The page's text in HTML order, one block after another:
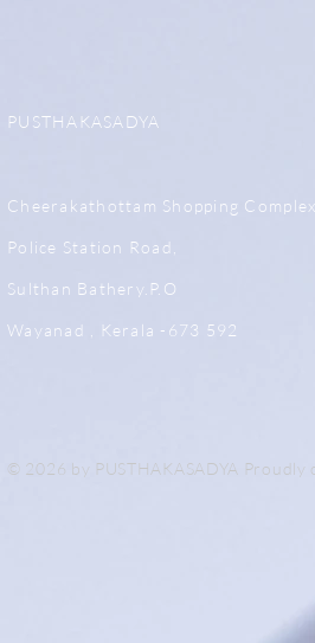
PUSTHAKASADYA
Cheerakathottam Shopping Complex
Police Station Road,
Sulthan Bathery.P.O
Wayanad , Kerala -673 592
© 2026 by PUSTHAKASADYA Proudly